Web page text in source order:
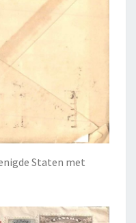
Staten met